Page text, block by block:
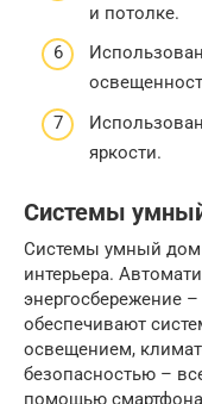
и потолке.
яркости.
Системы
Системы умный дом
интерьера.
энергосбережение
обеспечивают
освещением,
безопасностью –
помощью